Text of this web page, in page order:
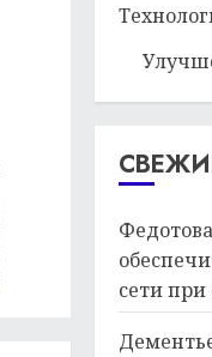
сети при